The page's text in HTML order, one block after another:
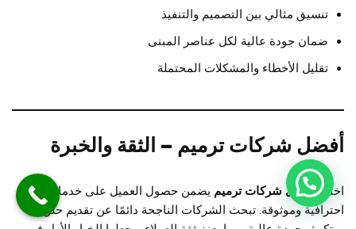
تنسيق مثالي بين التصميم والتنفيذ
ضمان جودة عالية لكل عناصر المبنى
تقليل الأخطاء والمشكلات المحتملة
أفضل شركات ترميم – الثقة والخبرة
اختيارأفضل شركات ترميم يضمن حصول العميل على خدمات
احترافية وموثوقة. تبحث الشركات الناجحة دائمًا عن تقديم حلول